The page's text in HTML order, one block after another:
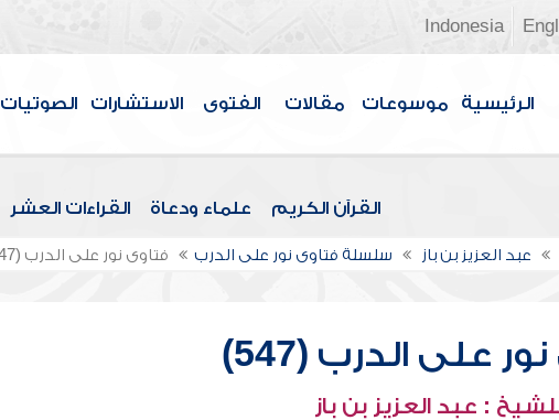
Indonesia
الرئيسية موسوعات مقالات الفتوى الاستشارات الصوتيات
القرآن الكريم علماء ودعاة القراءات العشر
عبد العزيز بن باز سلسلة فتاوى نور على الدرب فتاوى نور على الدرب (547)
على الدرب (547)
: عبد العزيز بن باز